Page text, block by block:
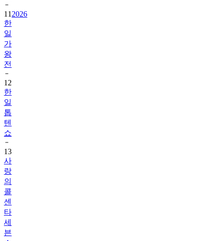
11 2026
한
일
가
왕
전
12
한
일
톱
텐
쇼
13
사
랑
의
콜
센
타
세
븐